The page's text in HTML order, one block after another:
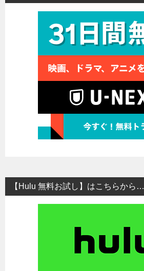
【Hulu 無料お試し】はこちらから…